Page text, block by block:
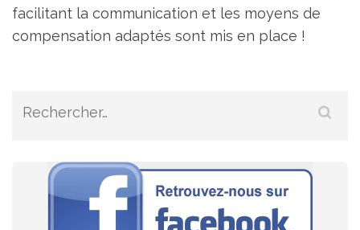
facilitant la communication et les moyens de
compensation adaptés sont mis en place !
Rechercher :